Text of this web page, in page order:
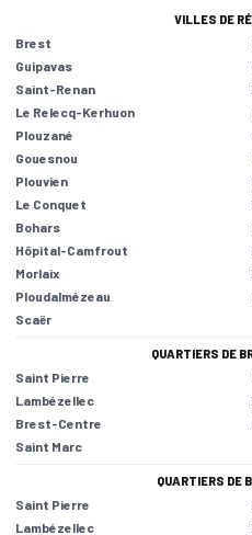
VILLES DE
Brest
Guipavas
Saint-Renan
Le Relecq-Kerhuon
Plouzané
Gouesnou
Plouvien
Le Conquet
Bohars
Hôpital-Camfrout
Morlaix
Ploudalmézeau
Scaër
QUARTIERS DE
Saint Pierre
Lambézellec
Brest-Centre
Saint Marc
QUARTIERS DE
Saint Pierre
Lambézellec